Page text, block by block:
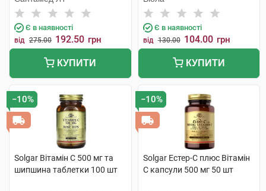
Є в наявності
від 275.00 192.50 грн
КУПИТИ
Є в наявності
від 130.00 104.00 грн
КУПИТИ
−10%
Solgar Вітамін C 500 мг та
шипшина таблетки 100 шт
−10%
Solgar Естер-С плюс Вітамін
С капсули 500 мг 50 шт